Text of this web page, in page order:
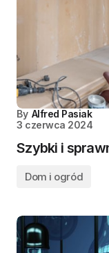
By Alfred Pasiak
3 czerwca 2024
Szybki i
Dom i ogród